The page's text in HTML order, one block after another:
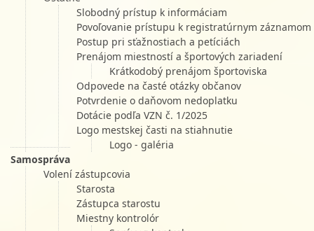
Slobodný prístup k informáciam
Povoľovanie prístupu k registratúrnym záznamom
Postup pri sťažnostiach a petíciách
Prenájom miestností a športových zariadení
Krátkodobý prenájom športoviska
Odpovede na časté otázky občanov
Potvrdenie o daňovom nedoplatku
Dotácie podľa VZN č. 1/2025
Logo mestskej časti na stiahnutie
Logo - galéria
Samospráva
Volení zástupcovia
Starosta
Zástupca starostu
Miestny kontrolór